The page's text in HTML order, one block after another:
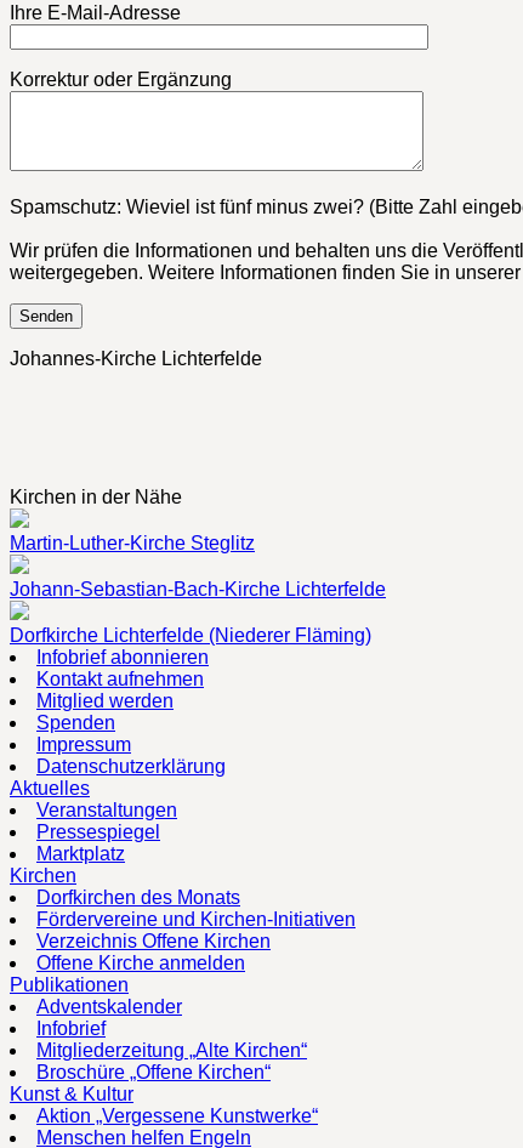
Ihre E-Mail-Adresse
Korrektur oder Ergänzung
Bitte lasse dieses Feld leer.
Spamschutz: Wieviel ist fünf minus zwei? (Bitte Zahl
Wir prüfen die Informationen und behalten uns die
weitergegeben. Weitere Informationen finden Sie in unserer
Johannes-Kirche Lichterfelde
Kirchen in der Nähe
Martin-Luther-Kirche Steglitz
Johann-Sebastian-Bach-Kirche Lichterfelde
Dorfkirche Lichterfelde (Niederer Fläming)
Infobrief abonnieren
Kontakt aufnehmen
Mitglied werden
Spenden
Impressum
Datenschutzerklärung
Aktuelles
Veranstaltungen
Pressespiegel
Marktplatz
Kirchen
Dorfkirchen des Monats
Fördervereine und Kirchen-Initiativen
Verzeichnis Offene Kirchen
Offene Kirche anmelden
Publikationen
Adventskalender
Infobrief
Mitgliederzeitung „Alte Kirchen“
Broschüre „Offene Kirchen“
Kunst & Kultur
Aktion „Vergessene Kunstwerke“
Menschen helfen Engeln